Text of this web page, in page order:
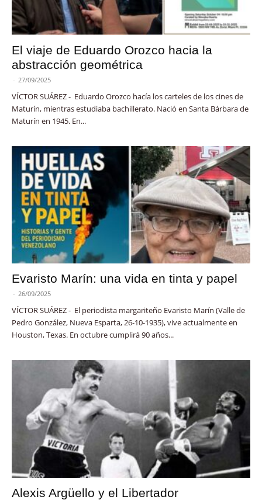
El viaje de Eduardo Orozco hacia la
abstracción geométrica
- 27/09/2025
VÍCTOR SUÁREZ - Eduardo Orozco hacía los carteles de los cines de
Maturín, mientras estudiaba bachillerato. Nació en Santa Bárbara de
Maturín en 1945. En...
Evaristo Marín: una vida en tinta y papel
- 26/09/2025
VÍCTOR SUÁREZ - El periodista margariteño Evaristo Marín (Valle de
Pedro González, Nueva Esparta, 26-10-1935), vive actualmente en
Houston, Texas. En octubre cumplirá 90 años...
Alexis Argüello y el Libertador